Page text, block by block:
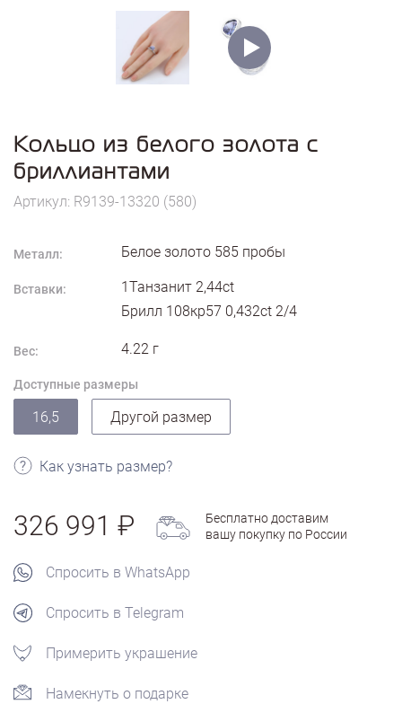
Кольцо из белого золота с
бриллиантами
Артикул: R9139-13320 (580)
Металл: Белое золото 585 пробы
Вставки:
1Танзанит 2,44ct
Брилл 108кр57 0,432ct 2/4
Вес: 4.22 г
Доступные размеры
16,5 Другой размер
Как узнать размер?
326 991
Бесплатно доставим
вашу покупку по России
Спросить в WhatsApp
Спросить в Telegram
Примерить украшение
Намекнуть о подарке